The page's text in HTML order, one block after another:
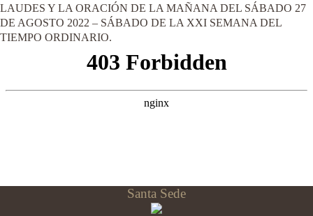
LAUDES Y LA ORACIÓN DE LA MAÑANA DEL SÁBADO 27
DE AGOSTO 2022 – SÁBADO DE LA XXI SEMANA DEL
TIEMPO ORDINARIO.
Santa Sede